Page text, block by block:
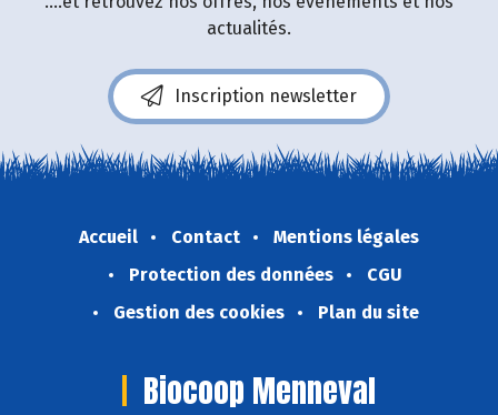
actualités.
Inscription newsletter
Accueil Contact
Mentions légales
Protection des données
CGU
Gestion des cookies
Plan du site
Biocoop Menneval